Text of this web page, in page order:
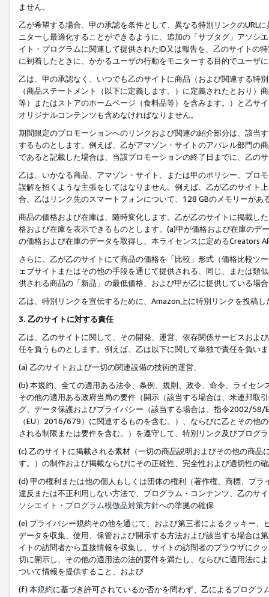
ません。
乙が希望する場合、甲の承認を条件として、異なる特別リンクのURL
ニターし最適化することができるように、追加の「サブタグ」アソシ
イト・プログラムに関連して提供されたID又は報告を、乙のサイトの
に到着したときに、かかるユーザの行動をモニターする目的でユーザ
乙は、甲の承認なく、いつでも乙のサイトに商品（および関連する特
（商品ステートメント（以下に定義します。）に定義されたとおり
等）またはストアのホームページ（食料品等）を含みます。）と乙サ
オリジナルコンテンツも含めなければなりません。
期間限定のプロモーションへのリンクおよび関連の紹介部分は、該当
するものとします。例えば、乙がアマゾン・サイトのアパレル部門の
であると記載した場合は、当該プロモーションの終了日までに、乙の
乙は、いかなる商品、アマゾン・サイト、または甲のポリシー、プロ
誤解を招くような主張をしてはなりません。例えば、乙が乙のサイト
合、乙はリンク先のスマートフォンについて、128 GBのメモリーがあ
商品の価格および在庫は、随時変化します。乙が乙のサイトに掲載し
格および在庫を表示できるものとします。(a)甲が価格および在庫の
の価格および在庫のデータを取得し、 本ライセンスに定めるCreators
さらに、乙が乙のサイトにて商品の価格を「比較」形式（価格比較ツ
ェブサイトまたはその他の手段を通じて提供される、同じ、または類
供される商品の「新品」の最低価格、および甲が乙に提供している場
乙は、特別リンクを宣伝するために、Amazon上に特別リンクを投稿
3. 乙のサイトに対する責任
乙は、乙のサイトに関して、その開発、運営、依存関係サービスおよ
任を負うものとします。例えば、乙は以下に関して単独で責任を負い
(a) 乙のサイトおよび一切の関連設備の技術的運営、
(b) 本規約、全ての適用ある法令、条例、規則、政令、命令、ライセ
その他の適用ある政府当局の要件（開示（該当する場合は、米連邦取
グ、データ保護およびプライバシー（該当する場合は、指令2002/58/
（EU）2016/679）に関連するものを含む。）、ならびに乙とその他
される制限または要件を含む。）を遵守して、特別リンク及びプログ
(c) 乙のサイトに掲載される素材（一切の商品説明およびその他の商
す。）の制作および掲載ならびにその正確性、完全性および適切性の
(d) 甲の権利または他の個人もしくは団体の権利（著作権、商標、プ
違反または不正利用しない方法で、プログラム・コンテンツ、乙のサ
ソシエイト・プログラム模倣品対策方針への準拠の確保
(e) プライバシー規約その他を通じて、および第三者によるクッキー
データを収集、使用、保管および開示する方法および該当する場合は
イトの訪問者から直接情報を収集し、サイトの訪問者のブラウザにク
切に開示し、その他の適用法の法的要件を満たし、ならびに適用法に
ついて情報を提供すること、および
(f) 本規約に基づき許可されているか否かを問わず、乙によるプログ